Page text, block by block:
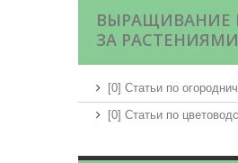
ВЫРАЩИВАНИЕ
ЗА РАСТЕНИЯМИ
[0] Статьи по
[0] Статьи по